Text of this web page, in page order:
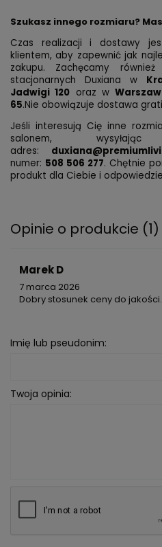
Szukasz innego rozmiaru?
Czas realizacji i dostawy
klientem, aby zapewnić jak
zakupu. Zachęcamy
stacjonarnych Duxiana w
Jadwigi 120 oraz w
65.Nie obowiązuje dostawa
Jeśli interesują Cię inne
salonem,
adres:
numer: 508 506 277. Chętnie
produkt dla Ciebie i
Opinie o produkcie (1)
Marek D
7 marca 2026
Dobry stosunek ceny do jakości.
Imię lub pseudonim:
Twoja opinia: